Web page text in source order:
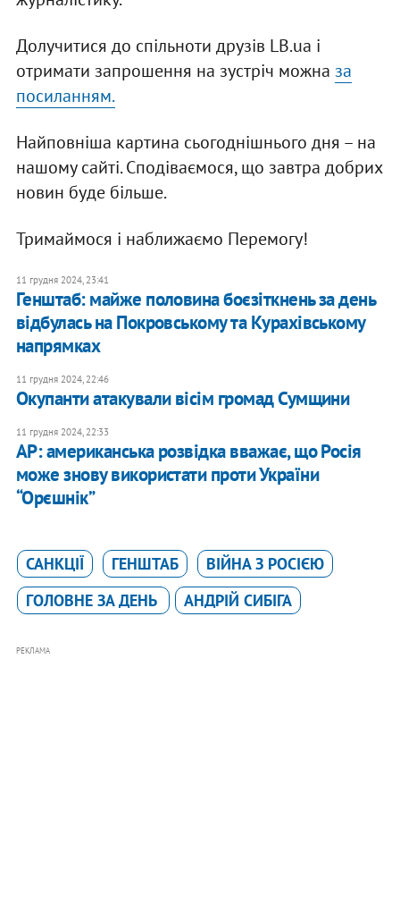
Долучитися до спільноти друзів LB.ua і
отримати запрошення на зустріч можна за
посиланням.
Найповніша картина сьогоднішнього дня – на
нашому сайті. Сподіваємося, що завтра добрих
новин буде більше.
Тримаймося і наближаємо Перемогу!
11 грудня 2024, 23:41
Генштаб: майже половина боєзіткнень за день
відбулась на Покровському та Курахівському
напрямках
11 грудня 2024, 22:46
Окупанти атакували вісім громад Сумщини
11 грудня 2024, 22:33
AP: американська розвідка вважає, що Росія
може знову використати проти України
“Орєшнік”
САНКЦІЇ ГЕНШТАБ
ВІЙНА З РОСІЄЮ
ГОЛОВНЕ ЗА ДЕНЬ
АНДРІЙ СИБІГА
РЕКЛАМА